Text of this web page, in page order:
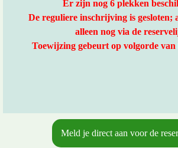
Er zijn nog 6 plekken
De reguliere inschrijving is gesloten;
alleen nog via de
Toewijzing gebeurt op volgorde
Meld je direct aan voor de